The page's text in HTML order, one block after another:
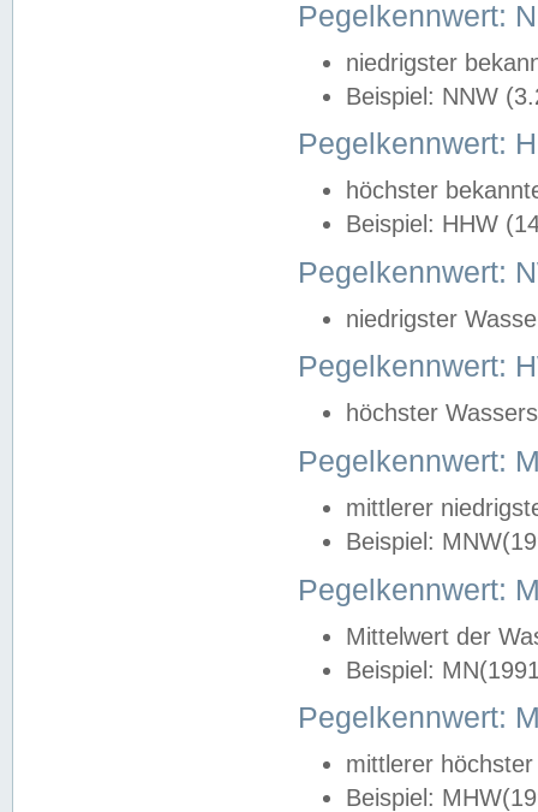
Pegelkennwert:
niedrigster
Beispiel: NNW
Pegelkennwert:
höchster
Beispiel: HHW
Pegelkennwert:
niedrigster
Pegelkennwert:
höchster
Pegelkennwert:
mittlerer
Beispiel:
Pegelkennwert:
Mittelwert der
Beispiel:
Pegelkennwert:
mittlerer
Beispiel: